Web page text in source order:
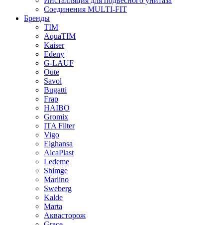
Соединения MULTI-FIT
Бренды
TIM
AquaTIM
Kaiser
Edeny
G-LAUF
Oute
Savol
Bugatti
Frap
HAIBO
Gromix
ITA Filter
Vigo
Elghansa
AlcaPlast
Ledeme
Shimge
Marlino
Sweberg
Kalde
Marta
Аквасторож